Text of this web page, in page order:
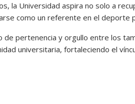
la Universidad aspira no solo a
como un referente en el deporte
pertenencia y orgullo entre los
universitaria, fortaleciendo el